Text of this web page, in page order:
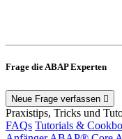
Frage die ABAP Experten
Neue Frage verfassen
Praxistips, Tricks und
FAQs Tutorials &